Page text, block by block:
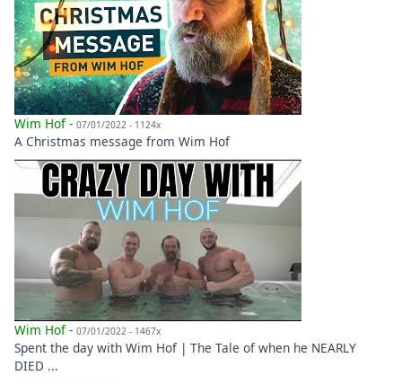
Wim Hof- 07/01/2022 - 1124x
A Christmas message from Wim Hof
Wim Hof- 07/01/2022 - 1467x
Spent the day with Wim Hof | The Tale of when he NEARLY
DIED ...